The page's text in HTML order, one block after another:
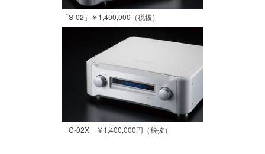
「S-02」￥1,400,000（税抜）
「C-02X」￥1,400,000円（税抜）